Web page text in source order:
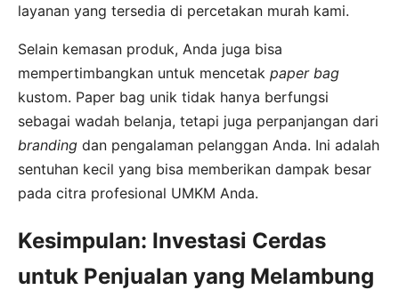
layanan yang tersedia di percetakan murah kami.
Selain kemasan produk, Anda juga bisa
mempertimbangkan untuk mencetak paper bag
kustom. Paper bag unik tidak hanya berfungsi
sebagai wadah belanja, tetapi juga perpanjangan dari
branding dan pengalaman pelanggan Anda. Ini adalah
sentuhan kecil yang bisa memberikan dampak besar
pada citra profesional UMKM Anda.
Kesimpulan: Investasi Cerdas
untuk Penjualan yang Melambung